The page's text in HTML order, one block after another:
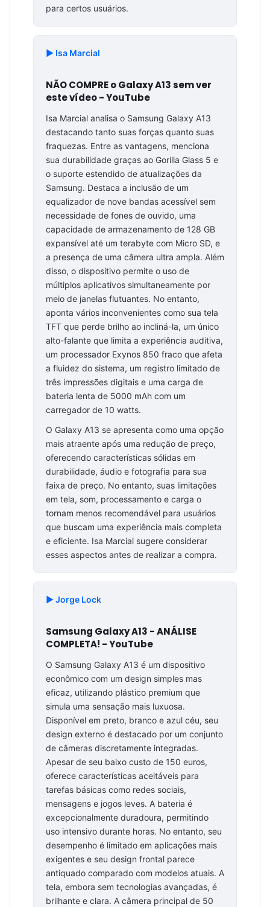
para certos usuários.
▶️ Isa Marcial
NÃO COMPRE o Galaxy A13 sem ver
este vídeo - YouTube
Isa Marcial analisa o Samsung Galaxy A13
destacando tanto suas forças quanto suas
fraquezas. Entre as vantagens, menciona
sua durabilidade graças ao Gorilla Glass 5 e
o suporte estendido de atualizações da
Samsung. Destaca a inclusão de um
equalizador de nove bandas acessível sem
necessidade de fones de ouvido, uma
capacidade de armazenamento de 128 GB
expansível até um terabyte com Micro SD, e
a presença de uma câmera ultra ampla. Além
disso, o dispositivo permite o uso de
múltiplos aplicativos simultaneamente por
meio de janelas flutuantes. No entanto,
aponta vários inconvenientes como sua tela
TFT que perde brilho ao incliná-la, um único
alto-falante que limita a experiência auditiva,
um processador Exynos 850 fraco que afeta
a fluidez do sistema, um registro limitado de
três impressões digitais e uma carga de
bateria lenta de 5000 mAh com um
carregador de 10 watts.
O Galaxy A13 se apresenta como uma opção
mais atraente após uma redução de preço,
oferecendo características sólidas em
durabilidade, áudio e fotografia para sua
faixa de preço. No entanto, suas limitações
em tela, som, processamento e carga o
tornam menos recomendável para usuários
que buscam uma experiência mais completa
e eficiente. Isa Marcial sugere considerar
esses aspectos antes de realizar a compra.
▶️ Jorge Lock
Samsung Galaxy A13 - ANÁLISE
COMPLETA! - YouTube
O Samsung Galaxy A13 é um dispositivo
econômico com um design simples mas
eficaz, utilizando plástico premium que
simula uma sensação mais luxuosa.
Disponível em preto, branco e azul céu, seu
design externo é destacado por um conjunto
de câmeras discretamente integradas.
Apesar de seu baixo custo de 150 euros,
oferece características aceitáveis para
tarefas básicas como redes sociais,
mensagens e jogos leves. A bateria é
excepcionalmente duradoura, permitindo
uso intensivo durante horas. No entanto, seu
desempenho é limitado em aplicações mais
exigentes e seu design frontal parece
antiquado comparado com modelos atuais. A
tela, embora sem tecnologias avançadas, é
brilhante e clara. A câmera principal de 50